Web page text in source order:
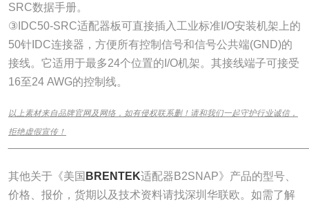
SRC数据手册。
③IDC50-SRC适配器板可直接插入工业标准I/O安装机架上的
50针IDC连接器，方便所有控制信号和信号公共端(GND)的
接线。它适用于最多24个位置的I/O机架。其接线端子可接受
16至24 AWG的控制线。
以上素材来自品牌官网及网络，如有侵权联系删！请和我们一起守护行业诚信，
拒绝虚假宣传！
其他关于《美国 BRENTEK适配器B2SNAP》产品的型号、
价格、报价，货期以及技术资料请找深圳华联欧。如需了解